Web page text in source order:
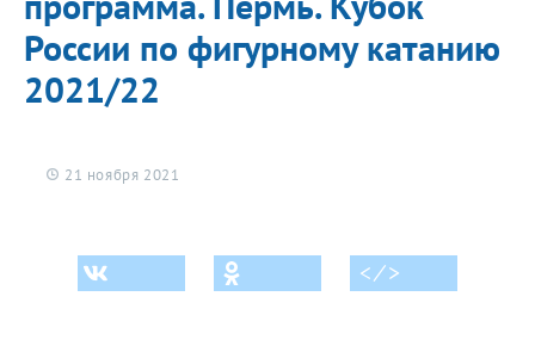
России по фигурному катанию
2021/22
21 ноября 2021
< ⁄ >